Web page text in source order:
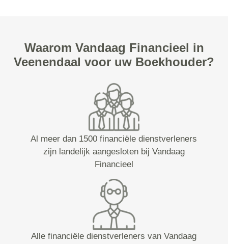
Waarom Vandaag Financieel in
Veenendaal voor uw Boekhouder?
Al meer dan 1500 financiële dienstverleners
zijn landelijk aangesloten bij Vandaag
Financieel
Alle financiële dienstverleners van Vandaag